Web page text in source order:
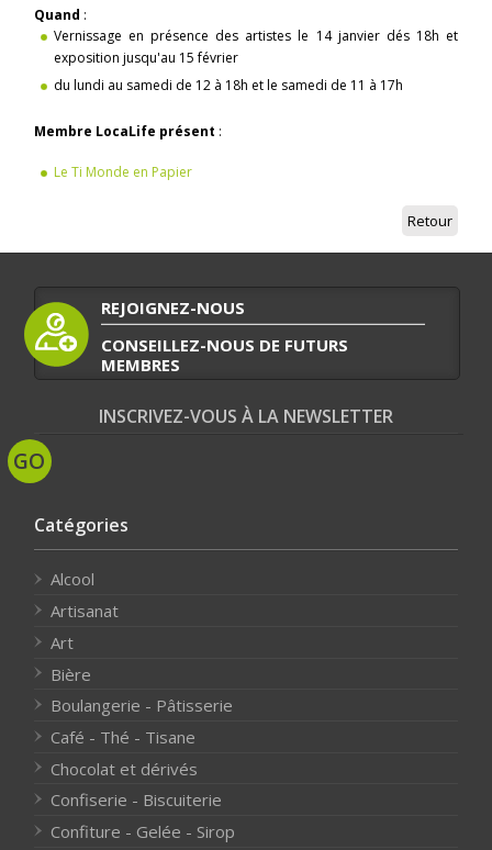
Quand :
Vernissage en présence des artistes le 14 janvier dés 18h et
exposition jusqu'au 15 février
du lundi au samedi de 12 à 18h et le samedi de 11 à 17h
Membre LocaLife présent :
Le Ti Monde en Papier
Retour
REJOIGNEZ-NOUS
CONSEILLEZ-NOUS DE FUTURS
MEMBRES
INSCRIVEZ-VOUS À LA NEWSLETTER
Catégories
Alcool
Artisanat
Art
Bière
Boulangerie - Pâtisserie
Café - Thé - Tisane
Chocolat et dérivés
Confiserie - Biscuiterie
Confiture - Gelée - Sirop